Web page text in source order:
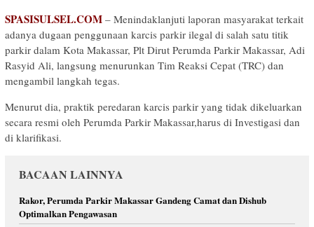
SPASISULSEL.COM – Menindaklanjuti laporan masyarakat terkait
adanya dugaan penggunaan karcis parkir ilegal di salah satu titik
parkir dalam Kota Makassar, Plt Dirut Perumda Parkir Makassar, Adi
Rasyid Ali, langsung menurunkan Tim Reaksi Cepat (TRC) dan
mengambil langkah tegas.
Menurut dia, praktik peredaran karcis parkir yang tidak dikeluarkan
secara resmi oleh Perumda Parkir Makassar,harus di Investigasi dan
di klarifikasi.
BACAAN LAINNYA
Rakor, Perumda Parkir Makassar Gandeng Camat dan Dishub
Optimalkan Pengawasan